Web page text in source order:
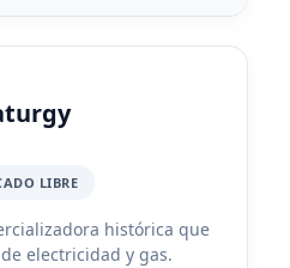
LIBRE
histórica que
electricidad y gas.